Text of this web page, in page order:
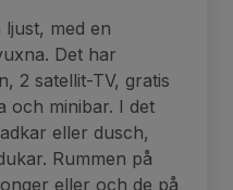
med en
Det har
2 satellit-TV, gratis
och minibar. I det
eller dusch,
Rummen på
eller och de på